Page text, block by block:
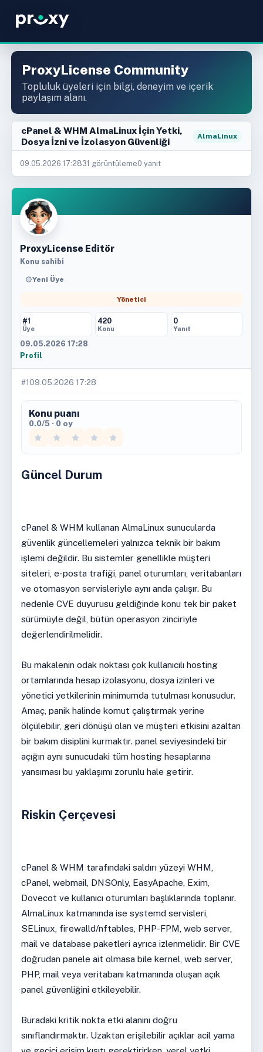
ProxyLicense Community
Topluluk üyeleri için bilgi, deneyim ve içerik
paylaşım alanı.
cPanel & WHM AlmaLinux İçin Yetki,
Dosya İzni ve İzolasyon Güvenliği
AlmaLinux
09.05.2026 17:2831 görüntüleme0 yanıt
ProxyLicense Editör
Konu sahibi
Yeni Üye
Yönetici
#1
Üye
420
Konu
0
Yanıt
09.05.2026 17:28
Profil
#1 09.05.2026 17:28
Konu puanı
0.0/5 · 0 oy
Güncel Durum
cPanel & WHM kullanan AlmaLinux sunucularda
güvenlik güncellemeleri yalnızca teknik bir bakım
işlemi değildir. Bu sistemler genellikle müşteri
siteleri, e-posta trafiği, panel oturumları, veritabanları
ve otomasyon servisleriyle aynı anda çalışır. Bu
nedenle CVE duyurusu geldiğinde konu tek bir paket
sürümüyle değil, bütün operasyon zinciriyle
değerlendirilmelidir.
Bu makalenin odak noktası çok kullanıcılı hosting
ortamlarında hesap izolasyonu, dosya izinleri ve
yönetici yetkilerinin minimumda tutulması konusudur.
Amaç, panik halinde komut çalıştırmak yerine
ölçülebilir, geri dönüşü olan ve müşteri etkisini azaltan
bir bakım disiplini kurmaktır. panel seviyesindeki bir
açığın aynı sunucudaki tüm hosting hesaplarına
yansıması bu yaklaşımı zorunlu hale getirir.
Riskin Çerçevesi
cPanel & WHM tarafındaki saldırı yüzeyi WHM,
cPanel, webmail, DNSOnly, EasyApache, Exim,
Dovecot ve kullanıcı oturumları başlıklarında toplanır.
AlmaLinux katmanında ise systemd servisleri,
SELinux, firewalld/nftables, PHP-FPM, web server,
mail ve database paketleri ayrıca izlenmelidir. Bir CVE
doğrudan panele ait olmasa bile kernel, web server,
PHP, mail veya veritabanı katmanında oluşan açık
panel güvenliğini etkileyebilir.
Buradaki kritik nokta etki alanını doğru
sınıflandırmaktır. Uzaktan erişilebilir açıklar acil yama